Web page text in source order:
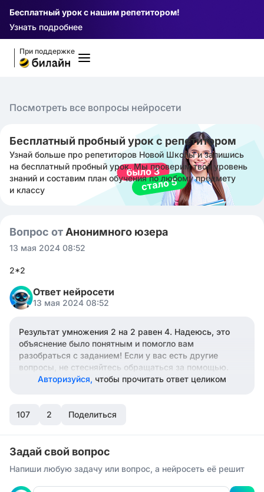
Бесплатный урок с нашим репетитором!
Узнать подробнее
При поддержке
Посмотреть все вопросы нейросети
Бесплатный пробный урок с репетитором
Узнай больше про репетиторов Новой Школы и запишись
на бесплатный пробный урок. Мы проверим твой уровень
знаний и составим план обучения по любому предмету
и классу
Вопрос от Анонимного юзера
13 мая 2024 08:52
2*2
Ответ нейросети
13 мая 2024 08:52
Результат умножения 2 на 2 равен 4. Надеюсь, это
объяснение было понятным и помогло вам
разобраться с заданием! Если у вас есть другие
вопросы, не стесняйтесь обращаться за помощью.
Авторизуйся, чтобы прочитать ответ целиком
107 2 Поделиться
Задай свой вопрос
Напиши любую задачу или вопрос, а нейросеть её решит